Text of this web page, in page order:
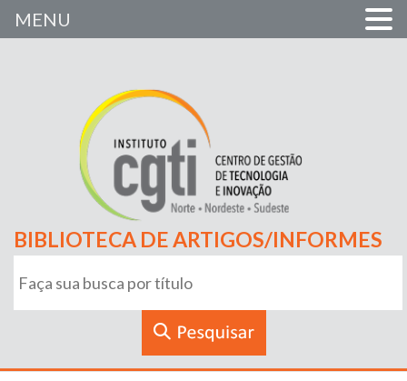
BIBLIOTECA DE ARTIGOS/INFORMES
MENU